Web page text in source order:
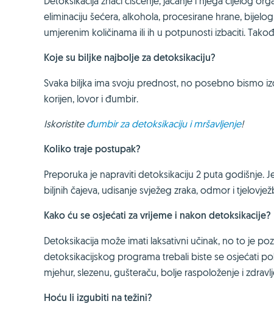
eliminaciju šećera, alkohola, procesirane hrane,
umjerenim količinama ili ih u potpunosti izbaciti.
Koje su biljke najbolje za detoksikaciju?
Svaka biljka ima svoju prednost, no posebno bismo
korijen, lovor i đumbir.
Iskoristite đumbir za detoksikaciju i mršavljenje!
Koliko traje postupak?
Preporuka je napraviti detoksikaciju 2 puta godišnje.
biljnih čajeva, udisanje svježeg zraka, odmor i
Kako ću se osjećati za vrijeme i nakon detoksikacije?
Detoksikacija može imati laksativni učinak, no to je
detoksikacijskog programa trebali biste se osjećati
mjehur, slezenu, gušteraču, bolje raspoloženje i
Hoću li izgubiti na težini?